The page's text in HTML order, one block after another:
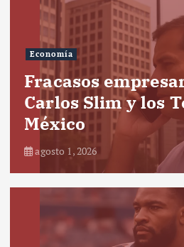
Economía
Fracasos
Carlos Slim y los
México
agosto 1, 2026